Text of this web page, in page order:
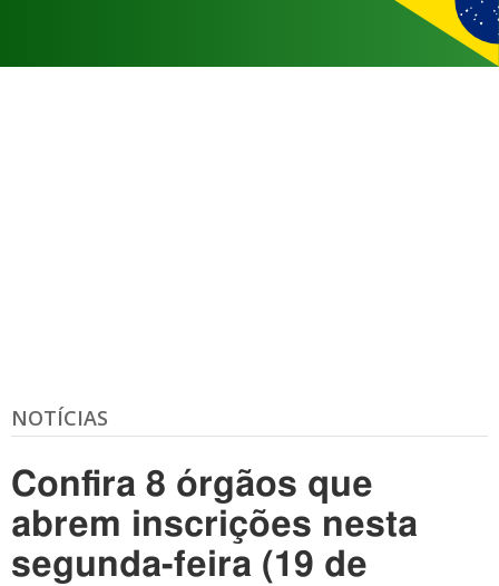
NOTÍCIAS
Confira 8 órgãos que
abrem inscrições nesta
segunda-feira (19 de